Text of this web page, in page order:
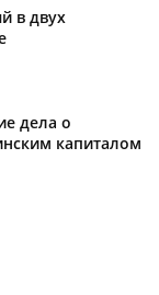
в двух
дела о
капиталом